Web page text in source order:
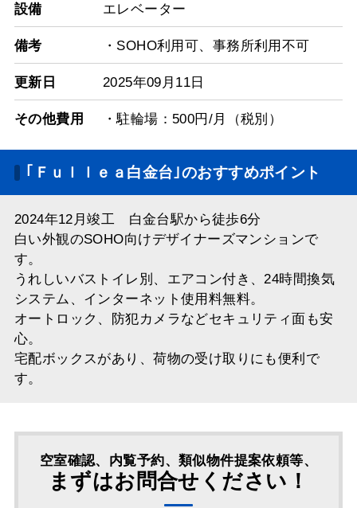
設備 エレベーター
備考 ・SOHO利用可、事務所利用不可
更新日 2025年09月11日
その他費用 ・駐輪場：500円/月（税別）
｢Ｆｕｌｌｅａ白金台｣のおすすめポイント
2024年12月竣工 白金台駅から徒歩6分
白い外観のSOHO向けデザイナーズマンションで
す。
うれしいバストイレ別、エアコン付き、24時間換気
システム、インターネット使用料無料。
オートロック、防犯カメラなどセキュリティ面も安
心。
宅配ボックスがあり、荷物の受け取りにも便利で
す。
空室確認、内覧予約、類似物件提案依頼等、
まずはお問合せください！